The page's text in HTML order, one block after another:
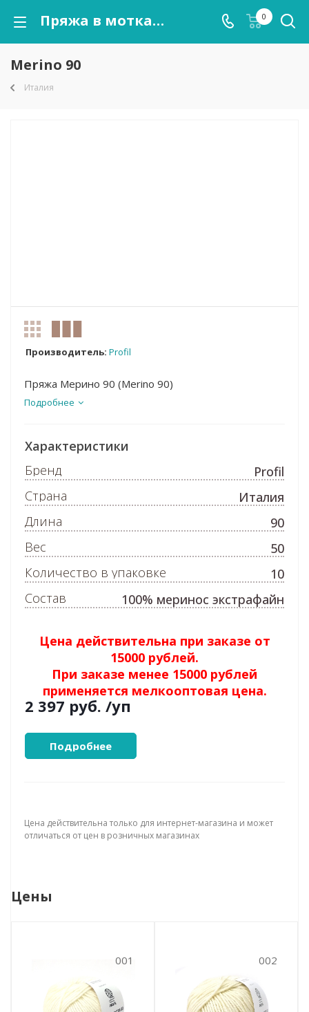
Пряжа в мотках Merino 90 оптом от kutnor.ru 0
Merino 90
Италия
Производитель: Profil
Пряжа Мерино 90 (Merino 90)
Подробнее
Цена действительна при заказе от
15000 рублей.
При заказе менее 15000 рублей
применяется мелкооптовая цена.
2 397 руб. /уп
Подробнее
Характеристики
Бренд
Profil
Страна
Италия
Длина
90
Вес
50
Количество в упаковке
10
Состав
100% меринос экстрафайн
Цена действительна только для интернет-магазина и может
отличаться от цен в розничных магазинах
Цены
001 002